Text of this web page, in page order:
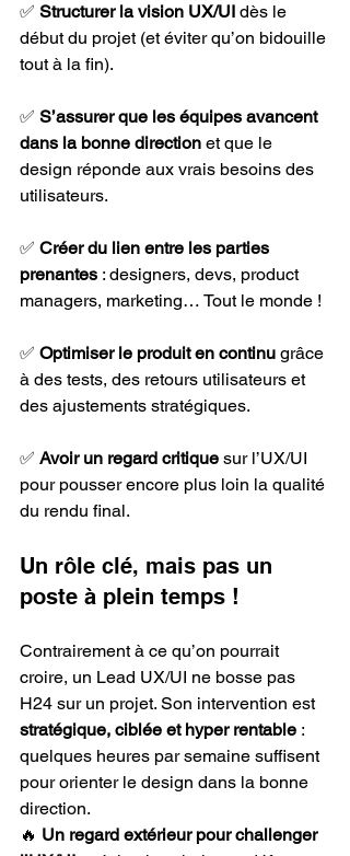
✅ Structurer la vision UX/UI dès le
début du projet (et éviter qu’on bidouille
tout à la fin).
✅ S’assurer que les équipes avancent
dans la bonne direction et que le
design réponde aux vrais besoins des
utilisateurs.
✅ Créer du lien entre les parties
prenantes : designers, devs, product
managers, marketing… Tout le monde !
✅ Optimiser le produit en continu grâce
à des tests, des retours utilisateurs et
des ajustements stratégiques.
✅ Avoir un regard critique sur l’UX/UI
pour pousser encore plus loin la qualité
du rendu final.
Un rôle clé, mais pas un
poste à plein temps !
Contrairement à ce qu’on pourrait
croire, un Lead UX/UI ne bosse pas
H24 sur un projet. Son intervention est
stratégique, ciblée et hyper rentable :
quelques heures par semaine suffisent
pour orienter le design dans la bonne
direction.
🔥 Un regard extérieur pour challenger